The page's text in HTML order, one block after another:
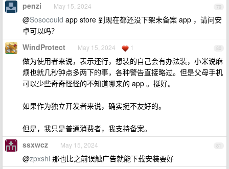
79
penzi May 15, 2024
@Sosocould app store 到现在都还没下架未备案 app ，请问安
卓可以吗？
80
WindProtect May 15, 2024 1
做为使用者来说，表示还行，想装的自己会有办法装，小米说麻
烦也就几秒钟点多两下的事，各种警告直接略过。但是父母手机
可以少些奇奇怪怪的不知道哪来的 app 。挺好。
如果作为独立开发者来说，确实挺不友好的。
但是，我只是普通消费者，我支持备案。
81
ssxwcz May 15, 2024
@zpxshl 那也比之前误触广告就能下载安装要好